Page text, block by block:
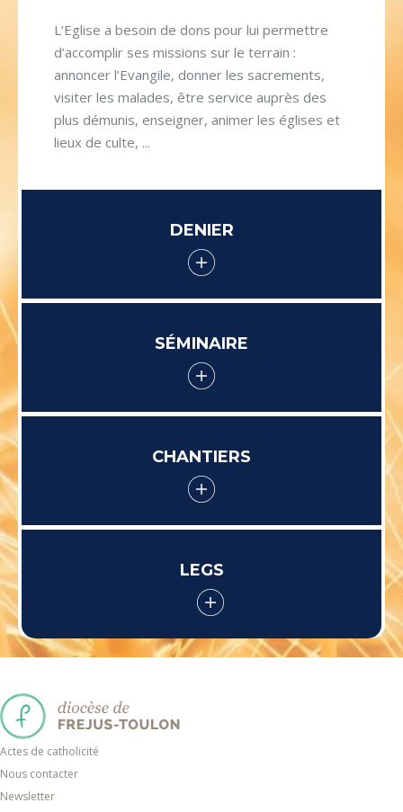
L’Eglise a besoin de dons pour lui permettre
d’accomplir ses missions sur le terrain :
annoncer l’Evangile, donner les sacrements,
visiter les malades, être service auprès des
plus démunis, enseigner, animer les églises et
lieux de culte, ...
DENIER
SÉMINAIRE
CHANTIERS
LEGS
Actes de catholicité
Nous contacter
Newsletter